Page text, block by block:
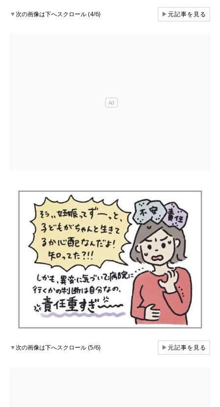
▼次の画像は下へスクロール (4/6) ▶元記事を見る
▼次の画像は下へスクロール (5/6) ▶元記事を見る